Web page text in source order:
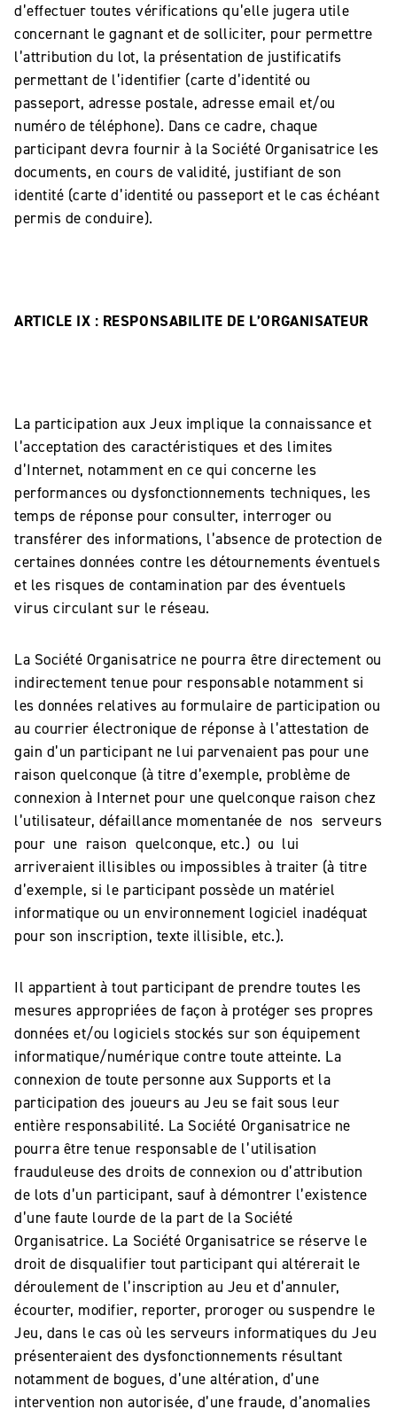
d’effectuer toutes vérifications qu’elle jugera utile
concernant le gagnant et de solliciter, pour permettre
l’attribution du lot, la présentation de justificatifs
permettant de l’identifier (carte d’identité ou
passeport, adresse postale, adresse email et/ou
numéro de téléphone). Dans ce cadre, chaque
participant devra fournir à la Société Organisatrice les
documents, en cours de validité, justifiant de son
identité (carte d’identité ou passeport et le cas échéant
permis de conduire).
ARTICLE IX : RESPONSABILITE DE L’ORGANISATEUR
La participation aux Jeux implique la connaissance et
l’acceptation des caractéristiques et des limites
d’Internet, notamment en ce qui concerne les
performances ou dysfonctionnements techniques, les
temps de réponse pour consulter, interroger ou
transférer des informations, l’absence de protection de
certaines données contre les détournements éventuels
et les risques de contamination par des éventuels
virus circulant sur le réseau.
La Société Organisatrice ne pourra être directement ou
indirectement tenue pour responsable notamment si
les données relatives au formulaire de participation ou
au courrier électronique de réponse à l’attestation de
gain d’un participant ne lui parvenaient pas pour une
raison quelconque (à titre d’exemple, problème de
connexion à Internet pour une quelconque raison chez
l’utilisateur, défaillance momentanée de nos serveurs
pour une raison quelconque, etc.) ou lui
arriveraient illisibles ou impossibles à traiter (à titre
d’exemple, si le participant possède un matériel
informatique ou un environnement logiciel inadéquat
pour son inscription, texte illisible, etc.).
Il appartient à tout participant de prendre toutes les
mesures appropriées de façon à protéger ses propres
données et/ou logiciels stockés sur son équipement
informatique/numérique contre toute atteinte. La
connexion de toute personne aux Supports et la
participation des joueurs au Jeu se fait sous leur
entière responsabilité. La Société Organisatrice ne
pourra être tenue responsable de l’utilisation
frauduleuse des droits de connexion ou d’attribution
de lots d’un participant, sauf à démontrer l’existence
d’une faute lourde de la part de la Société
Organisatrice. La Société Organisatrice se réserve le
droit de disqualifier tout participant qui altérerait le
déroulement de l’inscription au Jeu et d’annuler,
écourter, modifier, reporter, proroger ou suspendre le
Jeu, dans le cas où les serveurs informatiques du Jeu
présenteraient des dysfonctionnements résultant
notamment de bogues, d’une altération, d’une
intervention non autorisée, d’une fraude, d’anomalies